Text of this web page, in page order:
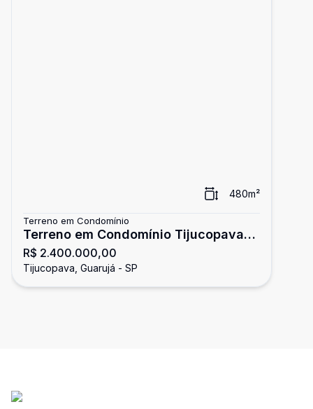
480m²
Terreno em Condomínio
Terreno em Condomínio Tijucopava,
Praia do Perequê, Guarujá
R$ 2.400.000,00
Tijucopava, Guarujá - SP